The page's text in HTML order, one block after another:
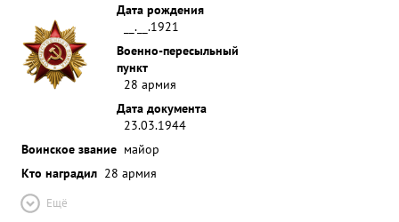
Дата рождения
__.__.1921
Военно-пересыльный
пункт
28 армия
Дата документа
23.03.1944
Воинское звание майор
Кто наградил 28 армия
Ещё